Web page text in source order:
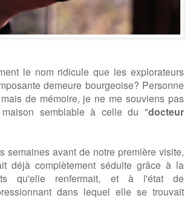
le nom ridicule que les explorateurs
demeure bourgeoise? Personne
mais de mémoire, je ne me souviens pas
semblable à celle du "docteur
semaines avant de notre première visite,
déjà complètement séduite grâce à la
qu'elle renfermait, et à l'état de
dans lequel elle se trouvait